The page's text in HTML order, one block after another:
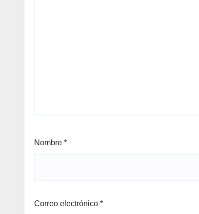
Nombre *
Correo electrónico *